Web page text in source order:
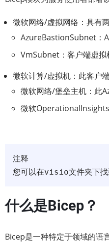
微软网络/虚拟网络：具有
AzureBastionSubnet：
VmSubnet：客户端虚拟
微软计算/虚拟机：此客户
微软网络/堡垒主机：此
微软
注释
您可以在visio文件夹下
什么是Bicep？
Bicep是一种特定于领域的语